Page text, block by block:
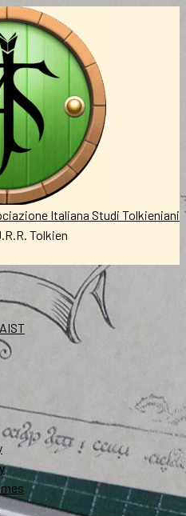
Italiana Studi Tolkieniani
Tolkien